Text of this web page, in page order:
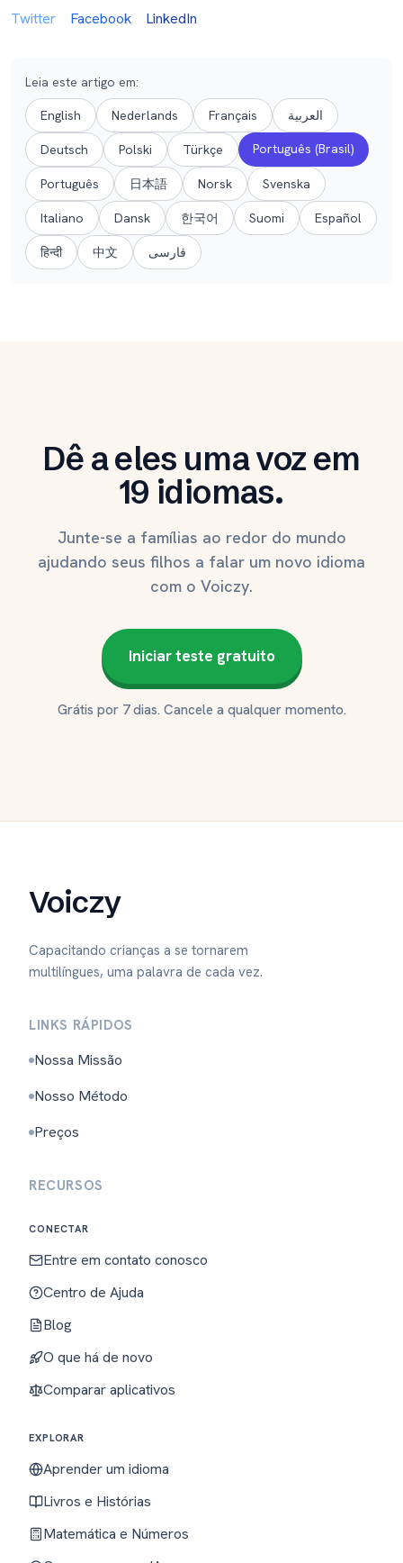
Twitter
Facebook LinkedIn
Leia este artigo em:
English Nederlands Français العربية
Deutsch Polski Türkçe Português (Brasil)
Português 日本語 Norsk Svenska
Italiano Dansk 한국어 Suomi Español
हिन्दी 中文 فارسی
Dê a eles uma voz em
19 idiomas.
Junte-se a famílias ao redor do mundo
ajudando seus filhos a falar um novo idioma
com o Voiczy.
Iniciar teste gratuito
Grátis por 7 dias. Cancele a qualquer momento.
Voiczy
Capacitando crianças a se tornarem
multilíngues, uma palavra de cada vez.
LINKS RÁPIDOS
Nossa Missão
Nosso Método
Preços
RECURSOS
CONECTAR
Entre em contato conosco
Centro de Ajuda
Blog
O que há de novo
Comparar aplicativos
EXPLORAR
Aprender um idioma
Livros e Histórias
Matemática e Números